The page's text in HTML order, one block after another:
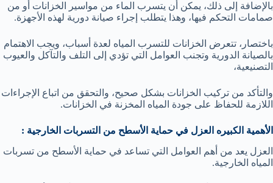
بالإضافة إلى ذلك، يمكن أن يتسرب الماء من مواسير الخزانات أو من
صمامات التحكم فيها، وهذا يتطلب إجراء صيانة دورية لهذه الأجهزة.
باختصار، تتعرض الخزانات للتسرب المياه لعدة أسباب، ويجب الاهتمام
بالصيانة الدورية وتجنب العوامل التي تؤدي إلى التلف والتآكل والعيوب
التصنيعية،
والتأكد من تركيب الخزانات بشكل صحيح، والتحقق من اتباع الإجراءات
اللازمة للحفاظ على جودة المياه المخزنة في الخزانات.
الأهمية الكبيره العزل في حماية الأسطح من التسربات الخارجية :
العزل يعد من أهم العوامل التي تساعد في حماية الأسطح من تسربات
المياه الخارجية.